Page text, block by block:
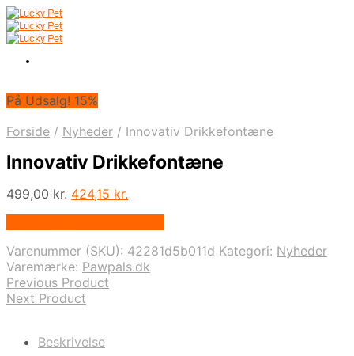
På Udsalg! 15%
Forside / Nyheder / Innovativ Drikkefontæne
Innovativ Drikkefontæne
499,00kr. Den
499,00 kr..
424,15 kr.
424,15 kr..
Varenummer (SKU): 42281d5b011d Kategori: Nyheder
Varemærke: Pawpals.dk
Previous Product
Next Product
Beskrivelse